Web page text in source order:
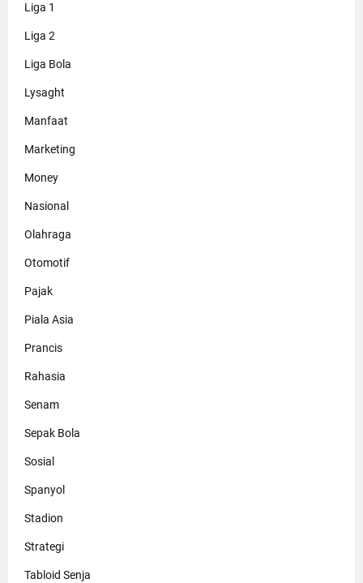
Liga 1
Liga 2
Liga Bola
Lysaght
Manfaat
Marketing
Money
Nasional
Olahraga
Otomotif
Pajak
Piala Asia
Prancis
Rahasia
Senam
Sepak Bola
Sosial
Spanyol
Stadion
Strategi
Tabloid Senja